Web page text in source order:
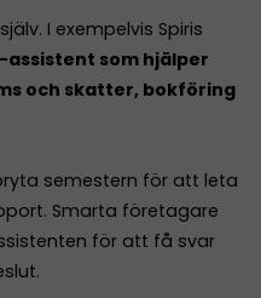
I exempelvis Spiris
assistent som hjälper
och skatter, bokföring
semestern för att leta
Smarta företagare
för att få svar